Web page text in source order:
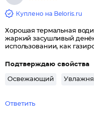
Куплено на Beloris.ru
Хорошая термальная
жаркий засушливый
использовании, как
Подтверждаю свойства
Освежающий
Ответить